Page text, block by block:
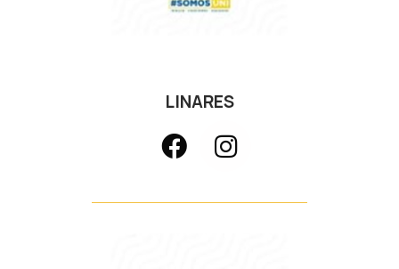
LINARES